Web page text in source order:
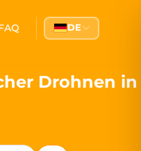
and citizen
DE
Drohnen in